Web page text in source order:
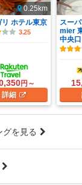
0.25km
リ ホテル東京
3.25
円～
詳細
スー
mier
中央口
を見る